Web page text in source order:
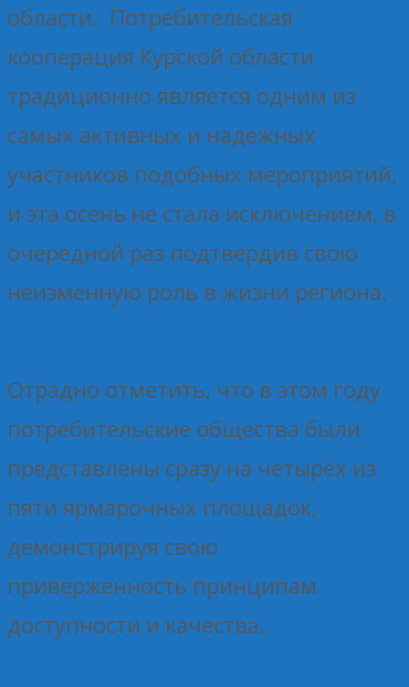
области. Потребительская
кооперация Курской области
традиционно является одним из
самых активных и надежных
участников подобных мероприятий,
и эта осень не стала исключением, в
очередной раз подтвердив свою
неизменную роль в жизни региона.
Отрадно отметить, что в этом году
потребительские общества были
представлены сразу на четырёх из
пяти ярмарочных площадок,
демонстрируя свою
приверженность принципам
доступности и качества.